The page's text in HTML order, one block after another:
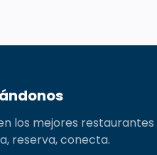
los mejores restaurantes
reserva, conecta.